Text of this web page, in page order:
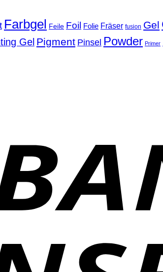
Farbgel Feile Foil Folie Fräser fusion Gel
Gel Pigment Pinsel Powder Primer